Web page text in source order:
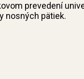
prevedení
nosných pätiek.